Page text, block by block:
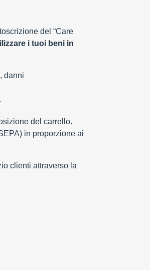
del “Care
i tuoi beni in
danni
del carrello.
in proporzione ai
clienti attraverso la